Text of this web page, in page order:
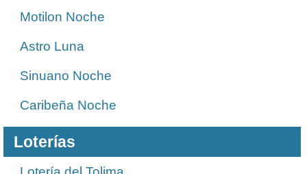
Motilon Noche
Astro Luna
Sinuano Noche
Caribeña Noche
Loterías